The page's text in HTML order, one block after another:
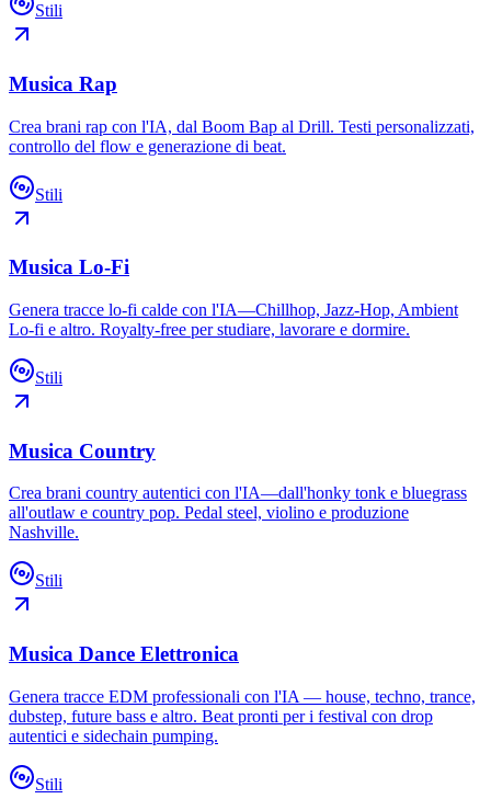
Stili
Musica Rap
Crea brani rap con l'IA, dal Boom Bap al Drill. Testi personalizzati,
controllo del flow e generazione di beat.
Stili
Musica Lo-Fi
Genera tracce lo-fi calde con l'IA—Chillhop, Jazz-Hop, Ambient
Lo-fi e altro. Royalty-free per studiare, lavorare e dormire.
Stili
Musica Country
Crea brani country autentici con l'IA—dall'honky tonk e bluegrass
all'outlaw e country pop. Pedal steel, violino e produzione
Nashville.
Stili
Musica Dance Elettronica
Genera tracce EDM professionali con l'IA — house, techno, trance,
dubstep, future bass e altro. Beat pronti per i festival con drop
autentici e sidechain pumping.
Stili